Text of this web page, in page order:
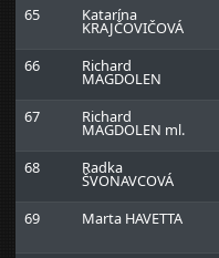
65 Katarína
KRAJČOVIČOVÁ
66 Richard
MAGDOLEN
67
Richard
MAGDOLEN ml.
68
Radka
ŠVONAVCOVÁ
69 Marta HAVETTA